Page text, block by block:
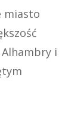
miasto
i